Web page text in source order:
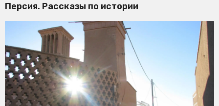
Персия. Рассказы по истории